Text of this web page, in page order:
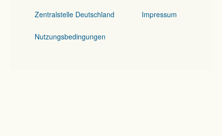
Zentralstelle Deutschland Impressum
Nutzungsbedingungen